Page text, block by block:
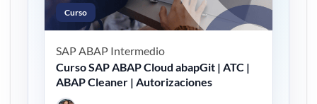
Curso
SAP ABAP Intermedio
Curso SAP ABAP Cloud abapGit | ATC |
ABAP Cleaner | Autorizaciones